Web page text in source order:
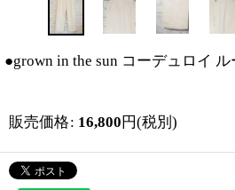
●grown in the sun コーデュロイ ル
販売価格: 16,800 円(税別)